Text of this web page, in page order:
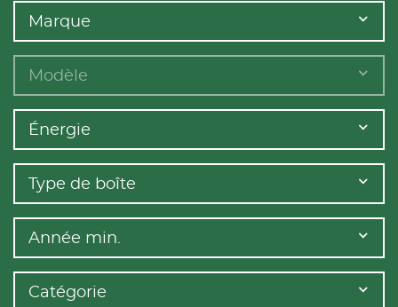
Marque
Modèle
Énergie
Type de boîte
Année min.
Catégorie